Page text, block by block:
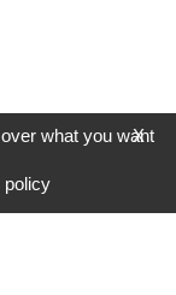
X
what you want
policy